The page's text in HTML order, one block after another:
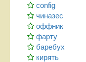
config
чиназес
оффник
фарту
баребух
кирять